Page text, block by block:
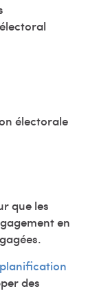
électorale
que les
en
des